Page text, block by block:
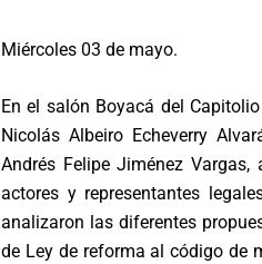
Miércoles 03 de mayo.
En el salón Boyacá del
Nicolás Albeiro Echeverry
Andrés Felipe Jiménez
actores y representantes
analizaron las diferentes
de Ley de reforma al código de